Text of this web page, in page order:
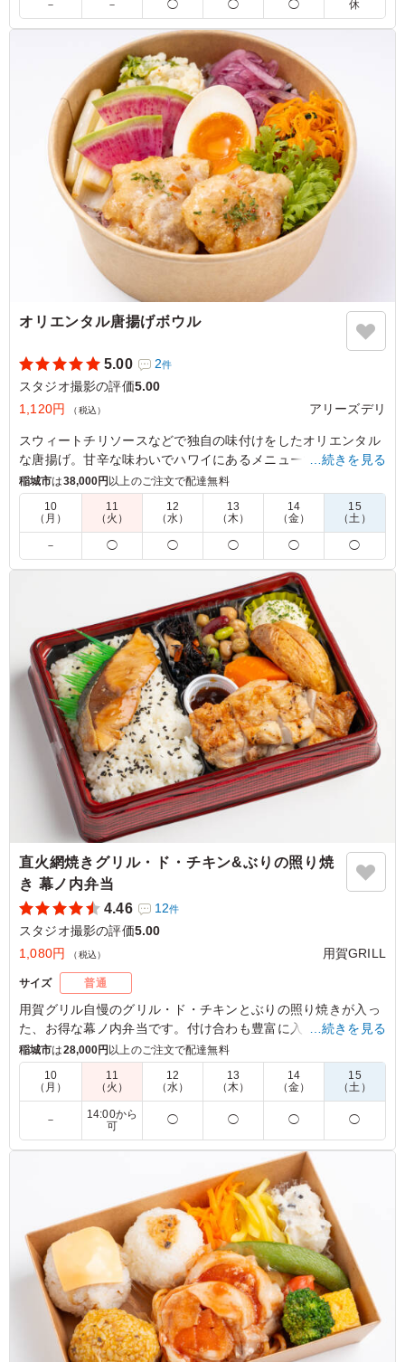
大きなチーズがカレーを覆うように乗っており、非常に魅
力的で人気があるのも納得の一品でした。丸ごと入ったジ
ャガイモも良いアクセントになっており、大変満足してお
ります。もし温かい状態でいただくことができれば、チー
ズがとろけてより一層美味しくなるのではないかと感じま
した。 素晴らしいお料理をありがとうございました。
ご利用シーン：ロケ・撮影›
スタジオ撮影
東京都墨田区本所2025/12/19
－ － ◯ ◯ ◯ 休
オリエンタル唐揚げボウル
5.00 2件
スタジオ撮影の評価5.00
1,120円
（税込） アリーズデリ
スウィートチリソースなどで独自の味付けをしたオリエンタル
な唐揚げ。甘辛な味わいでハワイにあるメニューで一度食べた
ら病みつきに。冷めてもふっくら柔らかく仕上げてあります。
5.0
オリエンタル唐揚げボールは、しっとりジューシーで、ス
パイスソースがごはんにしっかり染み込み絶妙な味わいで
した。しっかり食べ応えもあって、安心して食べられるの
で、また注文したいです。
ご利用シーン：ロケ・撮影›スタジオ撮影
東京都渋谷区桜丘町2025/03/30
…続きを見る
稲城市は38,000円 以上のご注文で配達無料
10
（月）
11
（火）
12
（水）
13
（木）
14
（金）
15
（土）
－ ◯ ◯ ◯ ◯ ◯
直火網焼きグリル・ド・チキン&ぶりの照り焼
き 幕ノ内弁当
4.46
12件
スタジオ撮影の評価5.00
1,080円
（税込） 用賀GRILL
サイズ 普通
用賀グリル自慢のグリル・ド・チキンとぶりの照り焼きが入っ
た、お得な幕ノ内弁当です。付け合わも豊富に入っていて、
様々なシーンでお使いいただけます。オリジナルソースは8種
類からお選びいただけます。
株式会社ハイブリッドファクトリー
直火網焼きのグリル・ド・チキンは表面こんがり香ばし
く、中身はしっとり柔らかで非常に美味しかったです。ぶ
りの照り焼きも甘みがあり、高タンパク質のおかずがバラ
ンス良く入ったお弁当でした。副菜の種類も豊富で食べご
たえがあり、満足度の高いお弁当でした。
ご利用シーン：ロケ・撮影›
スタジオ撮影
東京都千代田区丸の内 2026/05/29
…続きを見る
稲城市は28,000円 以上のご注文で配達無料
10
（月）
11
（火）
12
（水）
13
（木）
14
（金）
15
（土）
－
14:00から
可
◯ ◯ ◯ ◯